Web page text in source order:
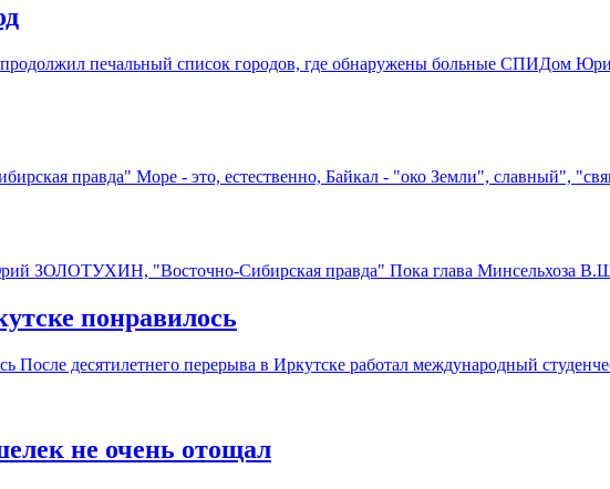
печальный список городов, где обнаружены больные СПИДом
правда" Море - это, естественно, Байкал - "око Земли", славный",
ЗОЛОТУХИН, "Восточно-Сибирская правда" Пока глава Минсельхоза
понравилось
После десятилетнего перерыва в Иркутске работал международный
не очень отощал